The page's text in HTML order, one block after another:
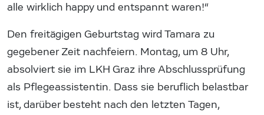
alle wirklich happy und entspannt waren!“
Den freitägigen Geburtstag wird Tamara zu
gegebener Zeit nachfeiern. Montag, um 8 Uhr,
absolviert sie im LKH Graz ihre Abschlussprüfung
als Pflegeassistentin. Dass sie beruflich belastbar
ist, darüber besteht nach den letzten Tagen,